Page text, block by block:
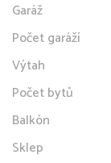
Garáž
Počet garáží
Výtah
Počet bytů
Balkón
Sklep